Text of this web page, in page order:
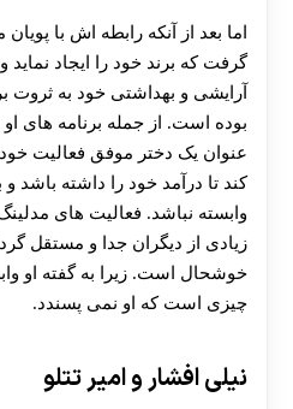
اما بعد از آنکه رابطه اش با
گرفت که برند خود را ایجاد نماید
آرایشی و بهداشتی خود به ثروت
بوده است. از جمله برنامه های
عنوان یک دختر موفق فعالیت
کند تا درآمد خود را داشته
وابسته نباشد. فعالیت های مدلینگ
زیادی از دیگران جدا و مستقل
خوشحال است. زیرا به گفته او
چیزی است که او نمی پسندد.
نیلی افشار و امیر تتلو